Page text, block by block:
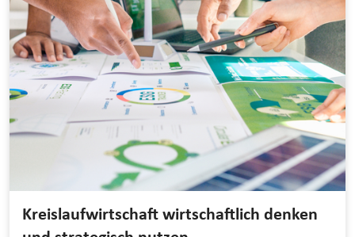
Kreislaufwirtschaft wirtschaftlich denken